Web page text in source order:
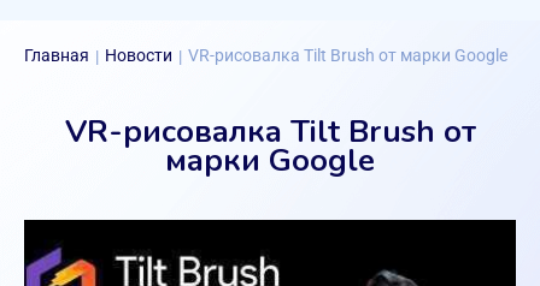
Главная | Новости | VR-рисовалка Tilt Brush от марки Google
VR-рисовалка Tilt Brush от
марки Google